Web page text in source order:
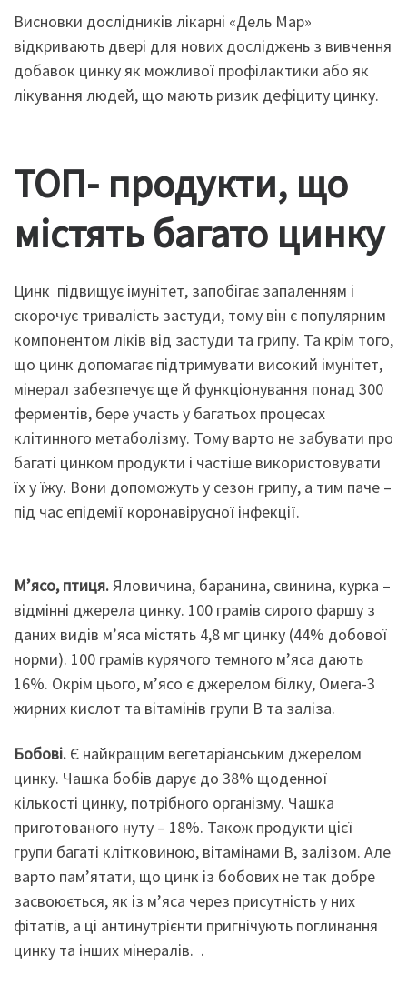
Висновки дослідників лікарні «Дель Мар»
відкривають двері для нових досліджень з вивчення
добавок цинку як можливої профілактики або як
лікування людей, що мають ризик дефіциту цинку.
ТОП- продукти, що
містять багато цинку
Цинк підвищує імунітет, запобігає запаленням і
скорочує тривалість застуди, тому він є популярним
компонентом ліків від застуди та грипу. Та крім того,
що цинк допомагає підтримувати високий імунітет,
мінерал забезпечує ще й функціонування понад 300
ферментів, бере участь у багатьох процесах
клітинного метаболізму. Тому варто не забувати про
багаті цинком продукти і частіше використовувати
їх у їжу. Вони допоможуть у сезон грипу, а тим паче –
під час епідемії коронавірусної інфекції.
М’ясо, птиця.Яловичина, баранина, свинина, курка –
відмінні джерела цинку. 100 грамів сирого фаршу з
даних видів м’яса містять 4,8 мг цинку (44% добової
норми). 100 грамів курячого темного м’яса дають
16%. Окрім цього, м’ясо є джерелом білку, Омега-3
жирних кислот та вітамінів групи B та заліза.
Бобові. Є найкращим вегетаріанським джерелом
цинку. Чашка бобів дарує до 38% щоденної
кількості цинку, потрібного організму. Чашка
приготованого нуту – 18%. Також продукти цієї
групи багаті клітковиною, вітамінами В, залізом. Але
варто пам’ятати, що цинк із бобових не так добре
засвоюється, як із м’яса через присутність у них
фітатів, а ці антинутрієнти пригнічують поглинання
цинку та інших мінералів. .